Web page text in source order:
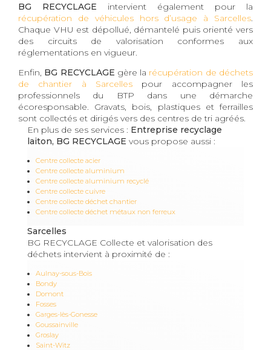
BG RECYCLAGE intervient également pour la
récupération de véhicules hors d’usage à Sarcelles.
Chaque VHU est dépollué, démantelé puis orienté vers
des circuits de valorisation conformes aux
réglementations en vigueur.
Enfin, BG RECYCLAGE gère la récupération de déchets
de chantier à Sarcelles pour accompagner les
professionnels du BTP dans une démarche
écoresponsable. Gravats, bois, plastiques et ferrailles
sont collectés et dirigés vers des centres de tri agréés.
En plus de ses services : Entreprise recyclage
laiton, BG RECYCLAGE vous propose aussi :
Centre collecte acier
Centre collecte aluminium
Centre collecte aluminium recyclé
Centre collecte cuivre
Centre collecte déchet chantier
Centre collecte déchet métaux non ferreux
Sarcelles
BG RECYCLAGE Collecte et valorisation des
déchets intervient à proximité de :
Aulnay-sous-Bois
Bondy
Domont
Fosses
Garges-lès-Gonesse
Goussainville
Groslay
Saint-Witz